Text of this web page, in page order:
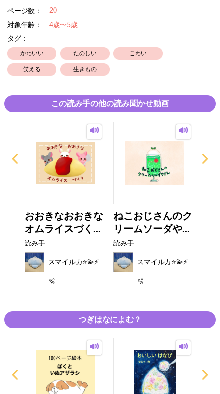
ページ数： 20
対象年齢：
4歳〜5歳
タグ：
かわいい たのしい こわい
笑える 生きもの
この読み手の他の読み聞かせ動画
おおきなおおきな
オムライスづく...
読み手
スマイルカ⭐️💫⚡️
🫧
ねこおじさんのク
リームソーダや...
読み手
スマイルカ⭐️💫⚡️
🫧
つぎはなによむ？